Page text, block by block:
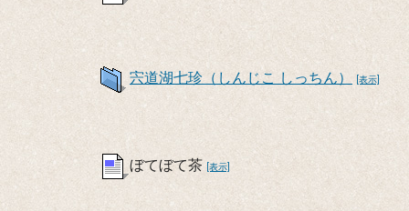
宍道湖七珍（しんじこ しっちん） [表示]
ぼてぼて茶 [表示]